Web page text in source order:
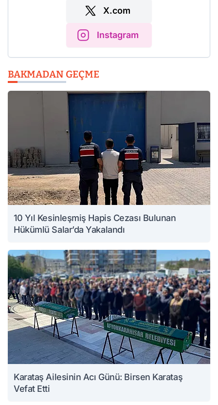
X.com
Instagram
BAKMADAN GEÇME
10 Yıl Kesinleşmiş Hapis Cezası Bulunan
Hükümlü Salar’da Yakalandı
Karataş Ailesinin Acı Günü: Birsen Karataş
Vefat Etti